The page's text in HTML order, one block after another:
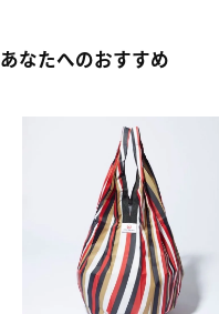
あなたへのおすすめ